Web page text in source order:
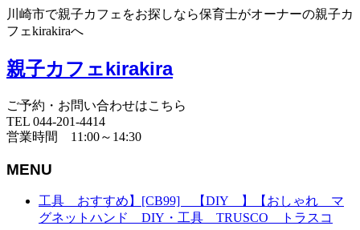
川崎市で親子カフェをお探しなら保育士がオーナーの親子カ
フェkirakiraへ
親子カフェkirakira
ご予約・お問い合わせはこちら
TEL 044-201-4414
営業時間 11:00～14:30
MENU
工具 おすすめ】[CB99] 【DIY 】【おしゃれ マ
グネットハンド DIY・工具 TRUSCO トラスコ